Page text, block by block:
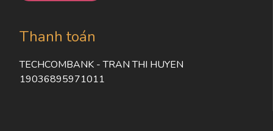
Thanh toán
TECHCOMBANK - TRAN THI HUYEN
19036895971011